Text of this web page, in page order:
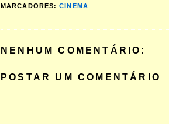
MARCADORES:CINEMA
NENHUM COMENTÁRIO:
POSTAR UM COMENTÁRIO